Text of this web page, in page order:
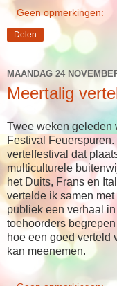
Geen opmerkingen:
Delen
MAANDAG 24
Meertalig
Twee weken geleden
Festival
Feuerspuren.
vertelfestival dat
multiculturele
het Duits, Frans en
vertelde ik samen
publiek een verhaal
toehoorders
hoe een goed verteld
kan meenemen.